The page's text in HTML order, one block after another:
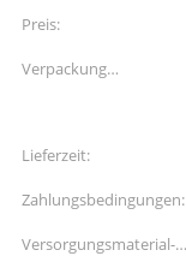
Preis:
Verpackung
Lieferzeit:
Zahlungsbedingungen:
Versorgungsmaterial-